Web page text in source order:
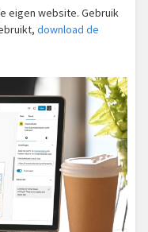
eigen website. Gebruik
download de